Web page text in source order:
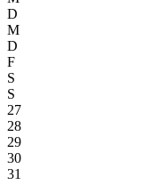
D
M
D
F
S
S
27
28
29
30
31